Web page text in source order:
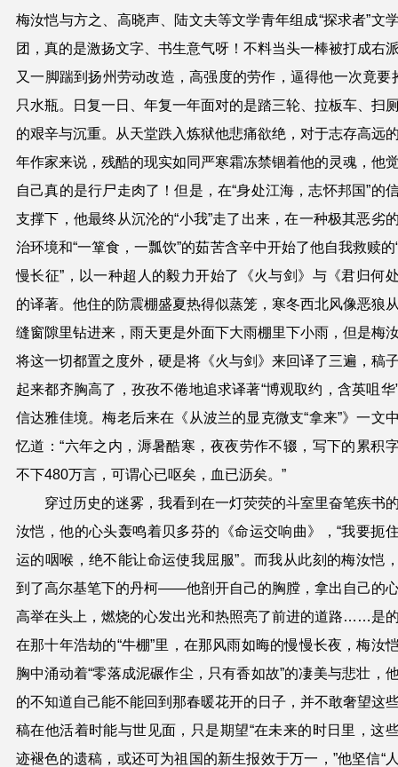
梅汝恺与方之、高晓声、陆文夫等文学青年组成“探求者”文
团， 真的是激扬文字、书生意气呀！不料当头一棒被打成右
又一脚踹到扬州劳动改造，高强度的劳作，逼得他一次竟要
只水瓶。日复一日、年复一年面对的是踏三轮、拉板车、扫
的艰辛与沉重。从天堂跌入炼狱他悲痛欲绝，对于志存高远
年作家来说，残酷的现实如同严寒霜冻禁锢着他的灵魂，他
自己真的是行尸走肉了！但是，在“身处江海，志怀邦国”的
支撑下，他最终从沉沦的“小我”走了出来，在一种极其恶劣
治环境和“一箪食，一瓢饮”的茹苦含辛中开始了他自我救赎的
慢长征”，以一种超人的毅力开始了《火与剑》 与《君归何
的译著。 他住的防震棚盛夏热得似蒸笼，寒冬西北风像恶狼
缝窗隙里钻进来，雨天更是外面下大雨棚里下小雨，但是梅
将这一切都置之度外，硬是将 《火与剑》 来回译了三遍，稿
起来都齐胸高了，孜孜不倦地追求译著“博观取约，含英咀华
信达雅佳境。梅老后来在《从波兰的显克微支“拿来”》一文
忆道：“六年之内，溽暑酷寒，夜夜劳作不辍，写下的累积
不下480万言，可谓心已呕矣，血已沥矣。 ”
穿过历史的迷雾，我看到在一灯荧荧的斗室里奋笔疾书
汝恺 ，他的心头轰鸣着贝多芬的《命运交响曲》，“我要扼
运的咽喉，绝不能让命运使我屈服”。而我从此刻的梅汝恺
到了高尔基笔下的丹柯——他剖开自己的胸膛 ， 拿出自己的
高举在头上 ， 燃烧的心发出光和热照亮了前进的道路……是
在那十年浩劫的“牛棚”里，在那风雨如晦的慢慢长夜，梅汝
胸中涌动着“零落成泥碾作尘，只有香如故”的凄美与悲壮，
的不知道自己能不能回到那春暖花开的日子，并不敢奢望这
稿在他活着时能与世见面，只是期望“在未来的时日里，这
迹褪色的遗稿，或还可为祖国的新生报效于万一，”他坚信“